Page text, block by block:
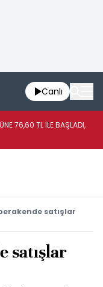
Canlı
76,60 TL İLE BAŞLADI,
satışlar
satışlar